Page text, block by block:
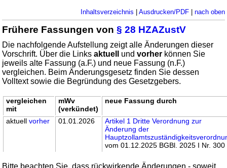
Inhaltsverzeichnis Ausdrucken/PDF| nach oben
Frühere Fassungen von§ 28 HZAZustV
Die nachfolgende Aufstellung zeigt alle Änderungen dieser
Vorschrift. Über die Linksaktuell undvorher können Sie
jeweils alte Fassung (a.F.) und neue Fassung (n.F.)
vergleichen. Beim Änderungsgesetz finden Sie dessen
Volltext sowie die Begründung des Gesetzgebers.
vergleichen
mit
mWv
(verkündet)
neue Fassung durch
aktuellvorher 01.01.2026
Artikel 1 Dritte Verordnung zur
Änderung der
vom 01.12.2025 BGBl. 2025 I Nr. 300